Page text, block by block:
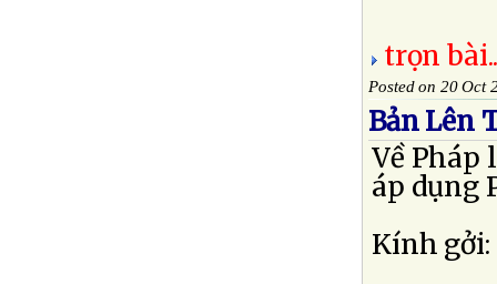
trọn
Posted on 20 Oct
Bản Lên
Về Pháp
áp dụng
Kính gởi: